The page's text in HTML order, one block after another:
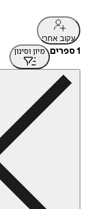
עקוב אחרי
1 ספרים מיון וסינון